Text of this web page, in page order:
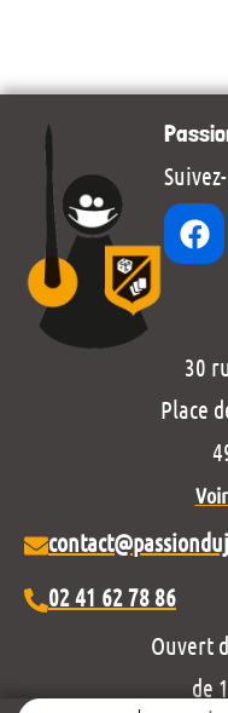
30
Place
02 41 62 78 86
Ouvert
de